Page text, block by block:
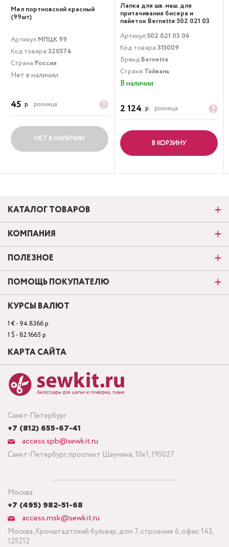
Мел портновский красный
(99шт)
Артикул:МПЦК 99
Код товара:320574
Страна:Россия
Нет в наличии
45 р. розница
НЕТ В НАЛИЧИИ
Лапка для шв. маш. для
притачивания бисера и
пайеток Bernette 502 021 03
06
Артикул:502 021 03 06
Код товара:315009
Бренд:Bernette
Страна:Тайвань
В наличии
2 124 р. розница
В КОРЗИНУ
Санкт-Петербург
+7 (812) 655-67-41
access.spb@sewkit.ru
Санкт-Петербург, проспект Шаумяна, 10к1, 195027
Москва
+7 (495) 982-51-68
access.msk@sewkit.ru
Москва, Кронштадтский бульвар, дом 7, строение 6, офис 143,
125212
КАТАЛОГ ТОВАРОВ
КОМПАНИЯ
ПОЛЕЗНОЕ
ПОМОЩЬ ПОКУПАТЕЛЮ
КУРСЫ ВАЛЮТ
1 € - 94.8366 р.
1 $ - 82.1665 р.
КАРТА САЙТА